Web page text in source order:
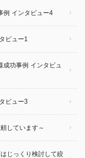
インタビュー4
ビュー1
功事例 インタビュ
ビュー3
しています～
じっくり検討して絞